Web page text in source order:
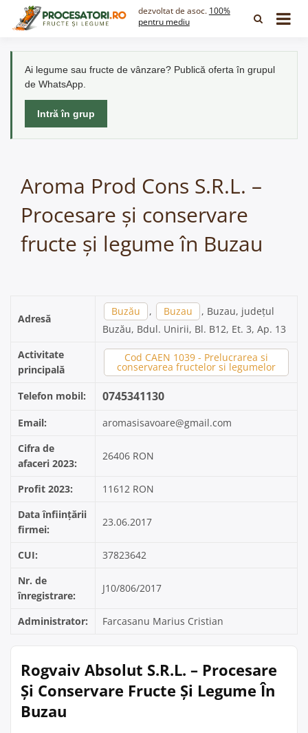
dezvoltat de asoc. 100%
pentru mediu
Ai legume sau fructe de vânzare? Publică oferta în grupul
de WhatsApp.
Intră în grup
Aroma Prod Cons S.R.L. –
Procesare și conservare
fructe și legume în Buzau
Adresă
Buzău , Buzau
, Buzau, județul
Buzău, Bdul. Unirii, Bl. B12, Et. 3, Ap. 13
Activitate
principală
Cod CAEN 1039 - Prelucrarea si
conservarea fructelor si legumelor
Telefon mobil: 0745341130
Email:
aromasisavoare@gmail.com
Cifra de
afaceri 2023:
26406 RON
Profit 2023:
11612 RON
Data înființării
firmei:
23.06.2017
CUI:
37823642
Nr. de
înregistrare:
J10/806/2017
Administrator: Farcasanu Marius Cristian
Rogvaiv Absolut S.R.L. – Procesare
Și Conservare Fructe Și Legume În
Buzau